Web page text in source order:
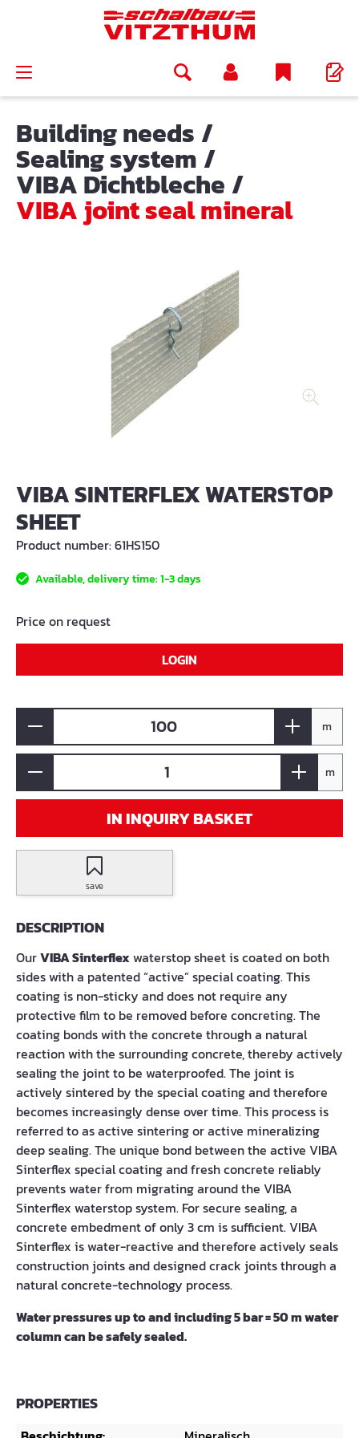
Building needs /
Sealing system /
VIBA Dichtbleche /
VIBA joint seal mineral
VIBA SINTERFLEX WATERSTOP
SHEET
Product number:61HS150
Available, delivery time: 1-3 days
Price on request
LOGIN
m
m
IN INQUIRY BASKET
save
DESCRIPTION
OurVIBA Sinterflexwaterstop sheet is coated on both
sides with a patented “active” special coating. This
coating is non-sticky and does not require any
protective film to be removed before concreting. The
coating bonds with the concrete through a natural
reaction with the surrounding concrete, thereby actively
sealing the joint to be waterproofed. The joint is
actively sintered by the special coating and therefore
becomes increasingly dense over time. This process is
referred to as active sintering or active mineralizing
deep sealing. The unique bond between the active VIBA
Sinterflex special coating and fresh concrete reliably
prevents water from migrating around the VIBA
Sinterflex waterstop system. For secure sealing, a
concrete embedment of only 3 cm is sufficient. VIBA
Sinterflex is water-reactive and therefore actively seals
construction joints and designed crack joints through a
natural concrete-technology process.
Water pressures up to and including 5 bar = 50 m water
column can be safely sealed.
PROPERTIES